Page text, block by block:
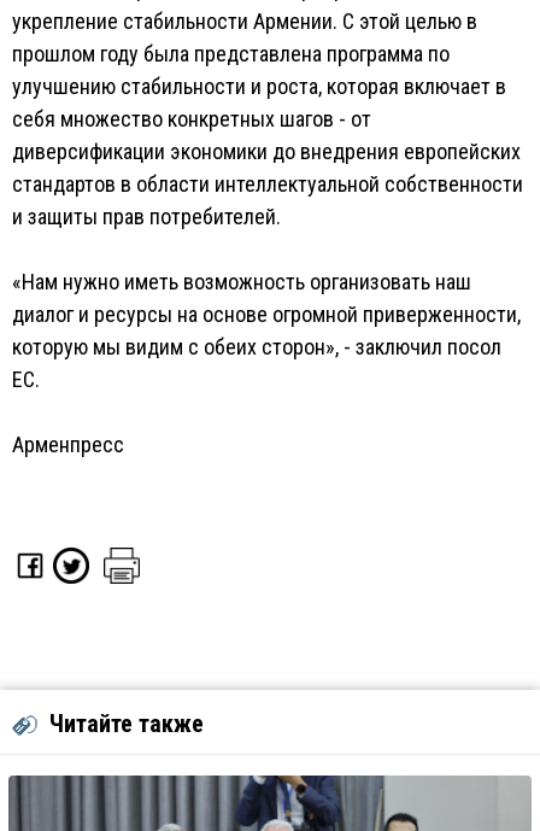
укрепление стабильности Армении. С этой целью в
прошлом году была представлена программа по
улучшению стабильности и роста, которая включает в
себя множество конкретных шагов - от
диверсификации экономики до внедрения европейских
стандартов в области интеллектуальной собственности
и защиты прав потребителей.
«Нам нужно иметь возможность организовать наш
диалог и ресурсы на основе огромной приверженности,
которую мы видим с обеих сторон», - заключил посол
ЕС.
Арменпресс
Читайте также